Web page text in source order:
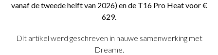
vanaf de tweede helft van 2026) en de T16 Pro Heat voor €
629.
Dit artikel werd geschreven in nauwe samenwerking met
Dreame.